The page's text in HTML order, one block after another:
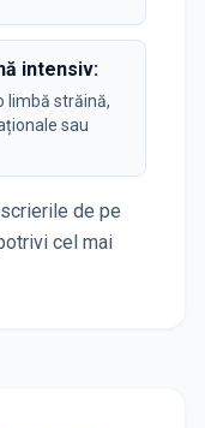
intensiv:
limbă străină,
sau
de pe
cel mai